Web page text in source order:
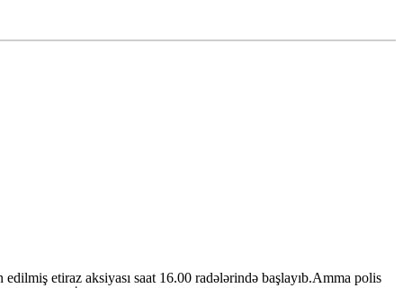
edilmiş etiraz aksiyası saat 16.00 radələrində başlayıb.Amma polis